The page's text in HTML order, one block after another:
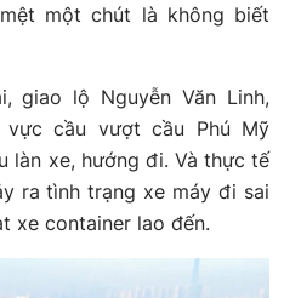
một chút là không biết
giao lộ Nguyễn Văn Linh,
vực cầu vượt cầu Phú Mỹ
làn xe, hướng đi. Và thực tế
ra tình trạng xe máy đi sai
xe container lao đến.